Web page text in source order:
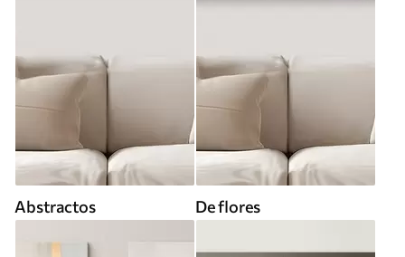
Abstractos De flores